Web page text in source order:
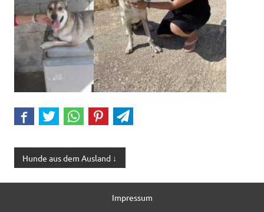
Hunde aus dem Ausland ↓
Impressum